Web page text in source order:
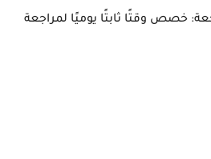
: خصص وقتًا ثابتًا يوميًا لمراجعة